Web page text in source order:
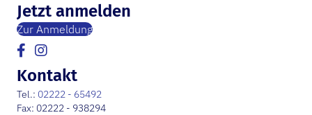
Jetzt anmelden
Zur Anmeldung
Kontakt
Tel.: 02222 - 65492
Fax: 02222 - 938294